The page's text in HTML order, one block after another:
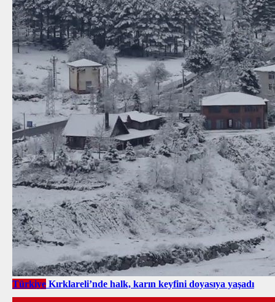
Türkiye Kırklareli’nde halk, karın keyfini doyasıya yaşadı